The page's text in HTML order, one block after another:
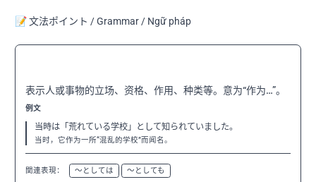
📝 文法ポイント / Grammar / Ngữ pháp
表示人或事物的立场、资格、作用、种类等。意为“作为…”。
例文
当時は「荒れている学校」として知られていました。
当时，它作为一所“混乱的学校”而闻名。
関連表現： 〜としては 〜としても